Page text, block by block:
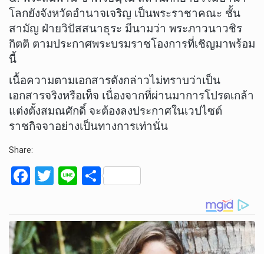
โลกยังจังหวัดอำนาจเจริญ เป็นพระราชาคณะ ชั้น
สามัญ ฝ่ายวิปัสสนาธุระ มีนามว่า พระภาวนาวชิร
กิตติ ตามประกาศพระบรมราชโองการที่เชิญมาพร้อม
นี้
เนื้อความตามเอกสารดังกล่าวไม่ทราบว่าเป็น
เอกสารจริงหรือเท็จ เนื่องจากที่ผ่านมาการโปรดเกล้า
แต่งตั้งสมณศักดิ์ จะต้องลงประกาศในเวปไซต์
ราชกิจจาอย่างเป็นทางการเท่านั่น
Share:
F
ce
b
T
tt
er
Li
e
S
ar
e